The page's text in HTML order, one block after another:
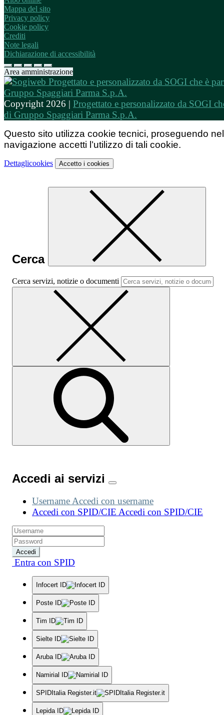
Mappa del sito
Privacy policy
Cookie policy
Crediti
Note legali
Dichiarazione di accessibilità
Area amministrazione
Copyright 2026 | Progettato e personalizzato da SOGI
di Gruppo Spaggiari Parma S.p.A.
Questo sito utilizza cookie tecnici, proseguendo
navigazione accetti l’utilizzo di tali cookie.
Dettaglicookies Accetto i cookies
Cerca
Cerca servizi, notizie o documenti
Accedi ai servizi
Username Accedi con username
Accedi con SPID/CIE Accedi con SPID/CIE
Accedi
Entra con SPID
Infocert ID
Poste ID
Tim ID
Sielte ID
Aruba ID
Namirial ID
SPIDItalia Register.it
Lepida ID